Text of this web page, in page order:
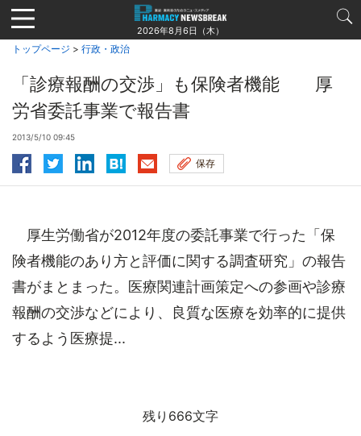
Jump
to
navigation
2026年8月6日（木）
トップページ > 行政・政治
「診療報酬の交渉」も保険者機能 厚
労省委託事業で報告書
2013/5/10 09:45
保存
厚生労働省が2012年度の委託事業で行った「保
険者機能のあり方と評価に関する調査研究」の報告
書がまとまった。医療関連計画策定への参画や診療
報酬の交渉などにより、良質な医療を効率的に提供
するよう医療提...
残り666文字